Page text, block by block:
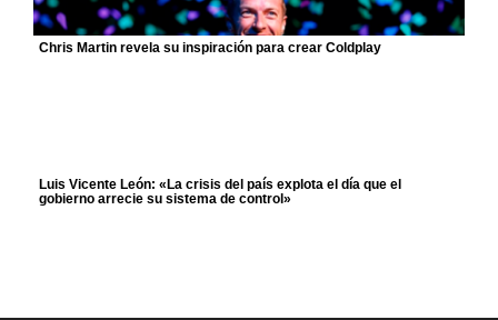
Chris Martin revela su inspiración para crear Coldplay
Luis Vicente León: «La crisis del país explota el día que el
gobierno arrecie su sistema de control»